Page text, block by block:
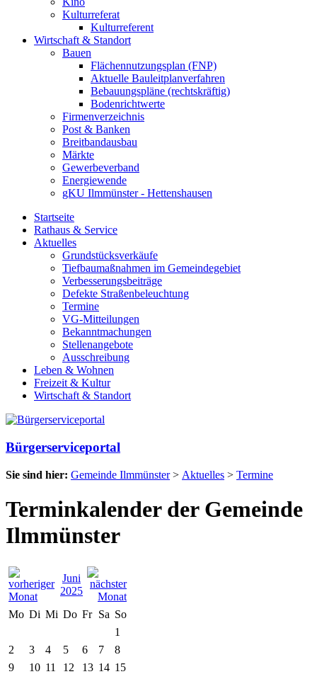
Kulturreferat
Kulturreferent
Wirtschaft & Standort
Bauen
Flächennutzungsplan (FNP)
Aktuelle Bauleitplanverfahren
Bebauungspläne (rechtskräftig)
Bodenrichtwerte
Firmenverzeichnis
Post & Banken
Breitbandausbau
Märkte
Gewerbeverband
Energiewende
gKU Ilmmünster - Hettenshausen
Startseite
Rathaus & Service
Aktuelles
Grundstücksverkäufe
Tiefbaumaßnahmen im Gemeindegebiet
Verbesserungsbeiträge
Defekte Straßenbeleuchtung
Termine
VG-Mitteilungen
Bekanntmachungen
Stellenangebote
Ausschreibung
Leben & Wohnen
Freizeit & Kultur
Wirtschaft & Standort
Bürgerserviceportal
Sie sind hier: Gemeinde Ilmmünster> Aktuelles > Termine
Terminkalender der Gemeinde
Ilmmünster
Juni
2025
Mo Di Mi Do Fr Sa So
1
2
3 4 5 6 7
8
9
10 11 12 13 14 15